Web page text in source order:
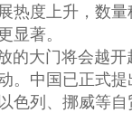
热度上升，数
显著。
的大门将会越
。中国已正式
色列、挪威等